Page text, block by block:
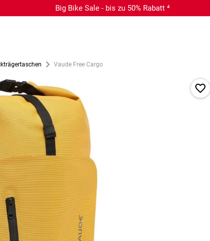
Big Bike Sale - bis zu 50% Rabatt ⁴
Vaude Free Cargo